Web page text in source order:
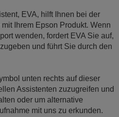
EVA, hilft Ihnen bei der
Ihrem Epson Produkt. Wenn
wenden, fordert EVA Sie auf,
und führt Sie durch den
unten rechts auf dieser
Assistenten zuzugreifen und
oder um alternative
mit uns zu erkunden.